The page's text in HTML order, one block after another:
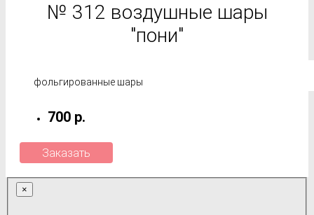
№ 312 воздушные шары
"пони"
фольгированные шары
700 р.
Заказать
×